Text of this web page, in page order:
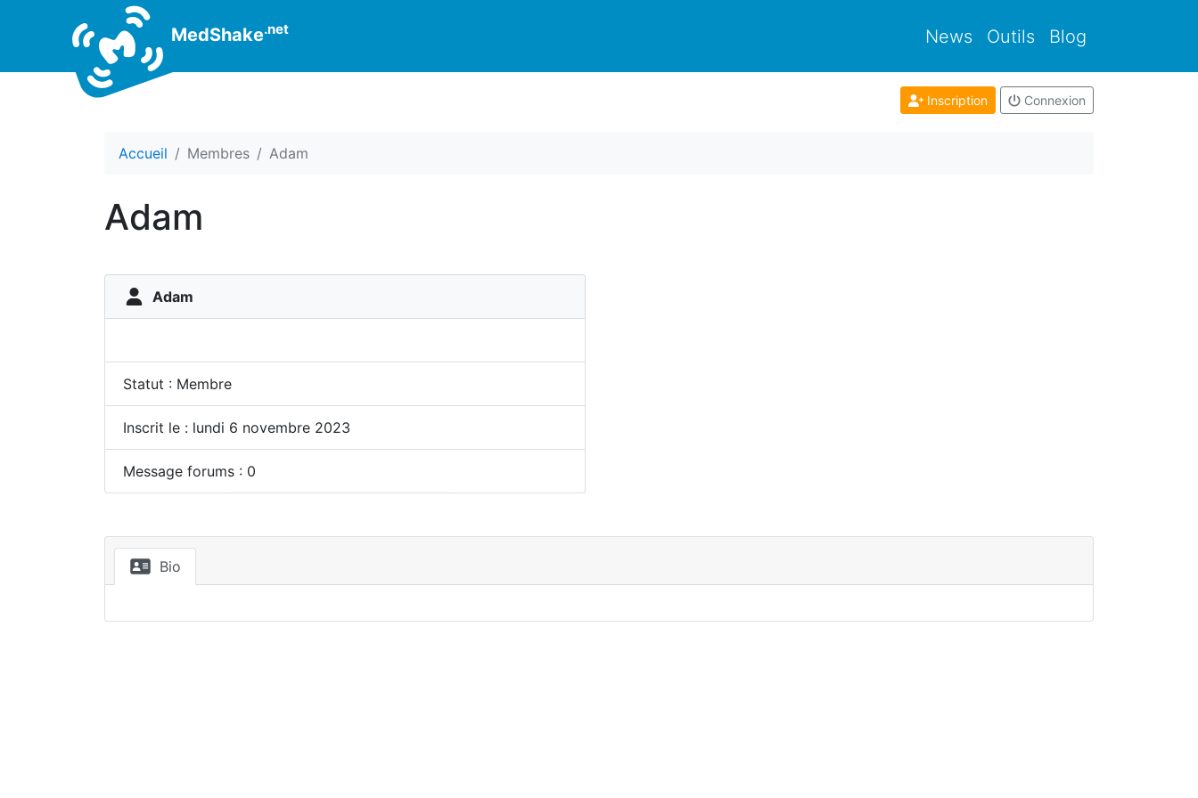
MedShake.net News Outils Blog
Inscription Connexion
Accueil Membres Adam
Adam
Adam
Statut : Membre
Inscrit le : lundi 6 novembre 2023
Message forums : 0
Bio